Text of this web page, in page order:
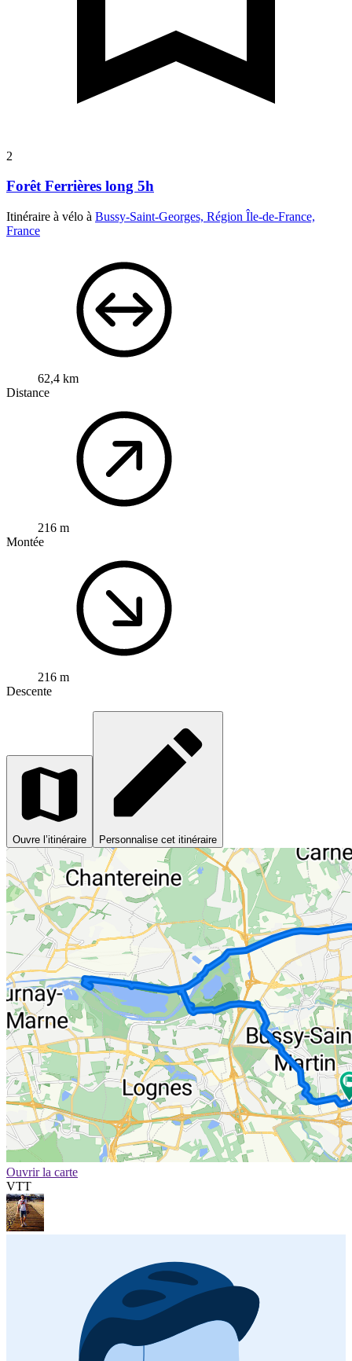
2
Forêt Ferrières long 5h
Itinéraire à vélo à Bussy-Saint-Georges, Région Île-de-France,
France
62,4 km
Distance
216 m
Montée
216 m
Descente
Ouvre l’itinéraire Personnalise cet itinéraire
Ouvrir la carte
VTT